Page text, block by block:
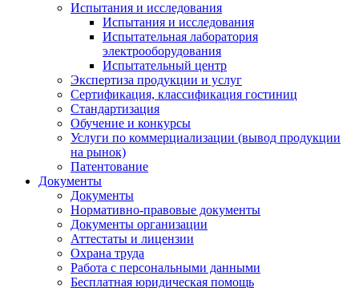
Испытания и исследования
Испытания и исследования
Испытательная лаборатория
электрооборудования
Испытательный центр
Экспертиза продукции и услуг
Сертификация, классификация гостиниц
Стандартизация
Обучение и конкурсы
Услуги по коммерциализации (вывод продукции
на рынок)
Патентование
Документы
Документы
Нормативно-правовые документы
Документы организации
Аттестаты и лицензии
Охрана труда
Работа с персональными данными
Бесплатная юридическая помощь